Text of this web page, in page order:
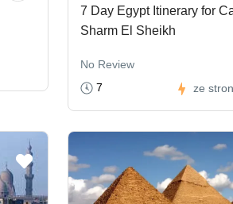
7 Day Egypt Itinerary for
Sharm El Sheikh
No Review
7
ze